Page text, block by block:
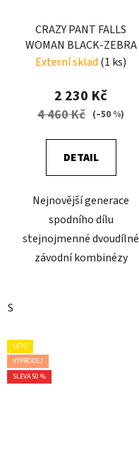
CRAZY PANT FALLS
WOMAN BLACK-ZEBRA
Externí sklad (1 ks)
2 230 Kč
4 460 Kč (–50 %)
DETAIL
Nejnovější generace
spodního dílu
stejnojmenné dvoudílné
závodní kombinézy
S
LÉTO
VÝPRODEJ
SLEVA 50 %